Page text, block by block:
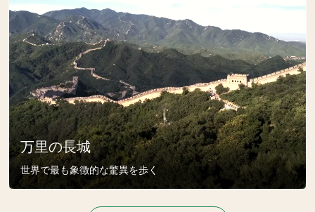
万里の長城
世界で最も象徴的な驚異を歩く